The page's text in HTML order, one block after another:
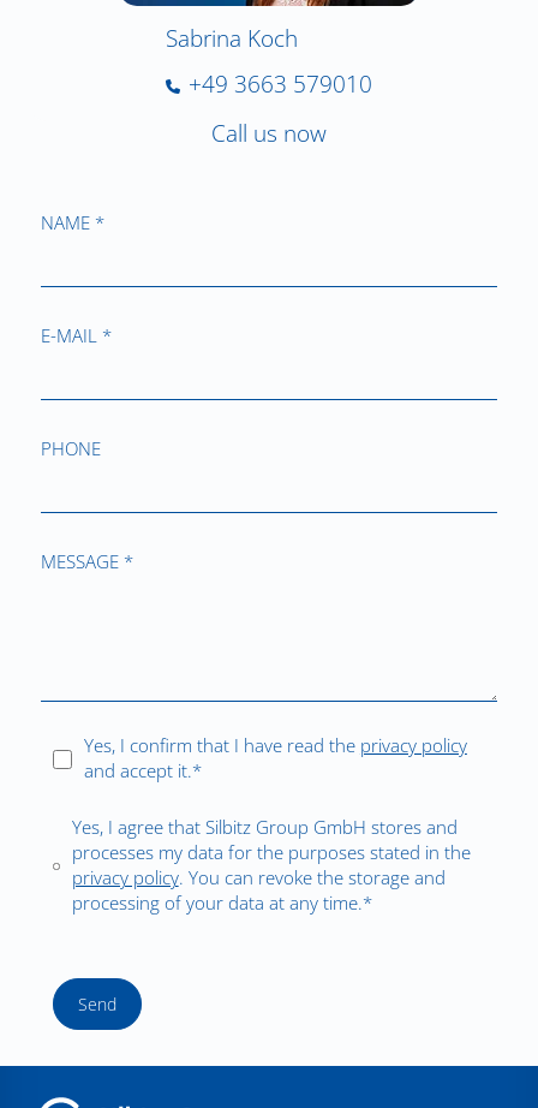
Sabrina Koch
+49 3663 579010
Call us now
NAME *
E-MAIL *
PHONE
MESSAGE *
Yes, I confirm that I have read the privacy policy
and accept it.*
Yes, I agree that Silbitz Group GmbH stores and
processes my data for the purposes stated in the
privacy policy. You can revoke the storage and
processing of your data at any time.*
Send